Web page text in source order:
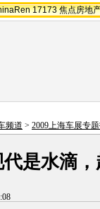
17173 焦点房地
频道 > 2009上海车展专
代是水滴